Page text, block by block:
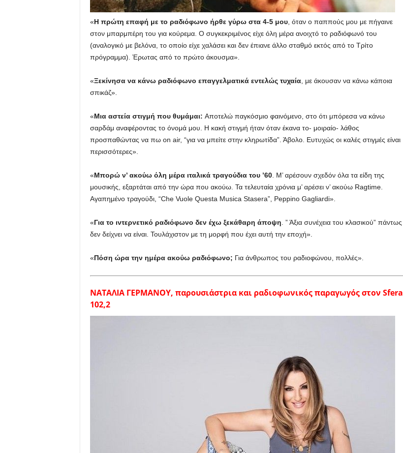
«Η πρώτη επαφή με το ραδιόφωνο ήρθε γύρω στα 4-5 μου, όταν ο παππούς μου με πήγαινε
στον μπαρμπέρη του για κούρεμα. Ο συγκεκριμένος είχε όλη μέρα ανοιχτό το ραδιόφωνό του
(αναλογικό με βελόνα, το οποίο είχε χαλάσει και δεν έπιανε άλλο σταθμό εκτός από το Τρίτο
πρόγραμμα). Έρωτας από το πρώτο άκουσμα».
«Ξεκίνησα να κάνω ραδιόφωνο επαγγελματικά εντελώς τυχαία, με άκουσαν να κάνω κάποια
σπικάζ».
«Μια αστεία στιγμή που θυμάμαι: Αποτελώ παγκόσμιο φαινόμενο, στο ότι μπόρεσα να κάνω
σαρδάμ αναφέροντας το όνομά μου. Η κακή στιγμή ήταν όταν έκανα το- μοιραίο- λάθος
προσπαθώντας να πω on air, “για να μπείτε στην κληρωτίδα”. Άβολο. Ευτυχώς οι καλές στιγμές είναι
περισσότερες».
«Μπορώ ν’ ακούω όλη μέρα ιταλικά τραγούδια του ’60. Μ’ αρέσουν σχεδόν όλα τα είδη της
μουσικής, εξαρτάται από την ώρα που ακούω. Τα τελευταία χρόνια μ’ αρέσει ν’ ακούω Ragtime.
Αγαπημένο τραγούδι, “Che Vuole Questa Musica Stasera”, Peppino Gagliardi».
«Για το ιντερνετικό ραδιόφωνο δεν έχω ξεκάθαρη άποψη . ” Άξια συνέχεια του κλασικού” πάντως
δεν δείχνει να είναι. Τουλάχιστον με τη μορφή που έχει αυτή την εποχή».
«Πόση ώρα την ημέρα ακούω ραδιόφωνο; Για άνθρωπος του ραδιοφώνου, πολλές».
ΝΑΤΑΛΙΑ ΓΕΡΜΑΝΟΥ, παρουσιάστρια και ραδιοφωνικός παραγωγός στον Sfera
102,2